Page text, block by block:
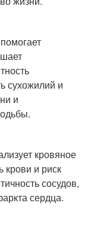
сухожилий и
и
кровяное
крови и риск
сосудов,
сердца.